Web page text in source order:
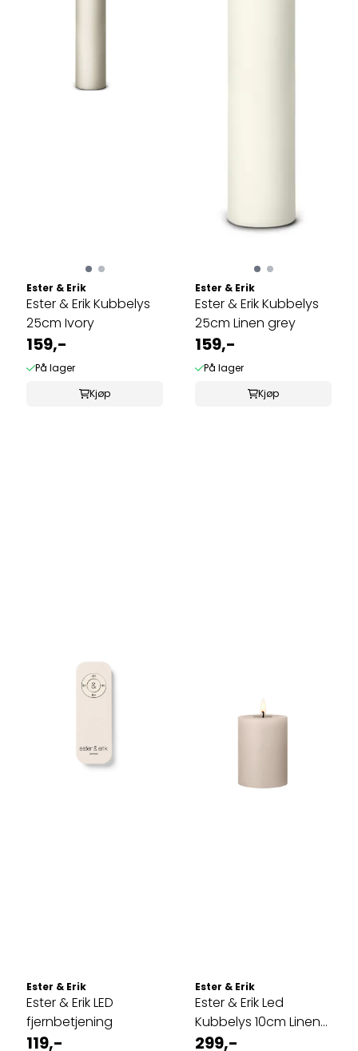
Ester & Erik
Ester & Erik Kubbelys
25cm Ivory
159,-
På lager
Kjøp
Ester & Erik
Ester & Erik Kubbelys
25cm Linen grey
159,-
På lager
Kjøp
Ester & Erik
Ester & Erik LED
fjernbetjening
119,-
Ester & Erik
Ester & Erik Led
Kubbelys 10cm Linen
grey
299,-